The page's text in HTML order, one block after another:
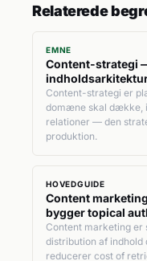
Relaterede
EMNE
Content-strategi
Content-strategi er
domæne skal dække,
relationer — den
produktion.
HOVEDGUIDE
Content
bygger topical
Content marketing er
distribution af
reducerer cost of